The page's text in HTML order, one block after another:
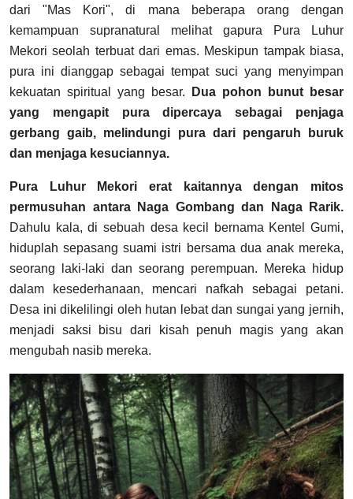
dari "Mas Kori", di mana beberapa orang dengan
kemampuan supranatural melihat gapura Pura Luhur
Mekori seolah terbuat dari emas. Meskipun tampak biasa,
pura ini dianggap sebagai tempat suci yang menyimpan
kekuatan spiritual yang besar.
Dua pohon bunut besar
yang mengapit pura dipercaya sebagai penjaga
gerbang gaib, melindungi pura dari pengaruh buruk
dan menjaga kesuciannya.
Pura Luhur Mekori erat kaitannya dengan mitos
permusuhan antara Naga Gombang dan Naga Rarik.
Dahulu kala, di sebuah desa kecil bernama Kentel Gumi,
hiduplah sepasang suami istri bersama dua anak mereka,
seorang laki-laki dan seorang perempuan. Mereka hidup
dalam kesederhanaan, mencari nafkah sebagai petani.
Desa ini dikelilingi oleh hutan lebat dan sungai yang jernih,
menjadi saksi bisu dari kisah penuh magis yang akan
mengubah nasib mereka.